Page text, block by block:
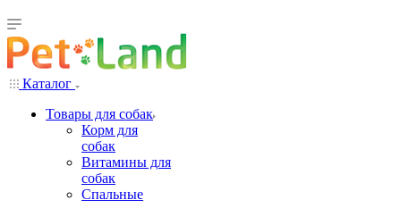
Каталог
Товары для собак
Корм для
собак
Витамины для
собак
Спальные